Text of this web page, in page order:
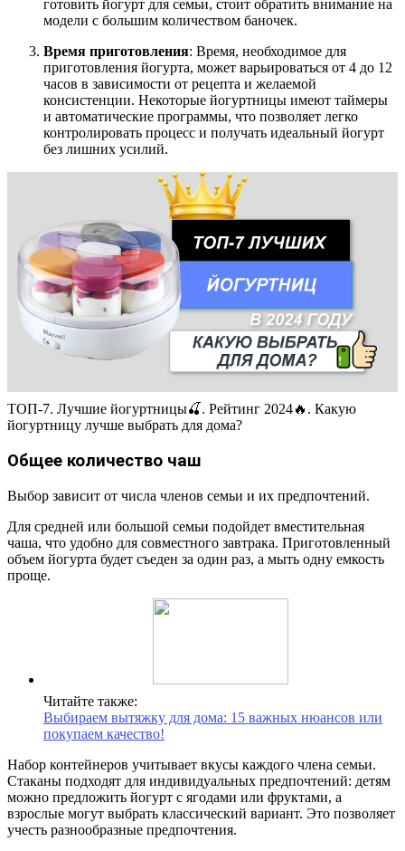
готовить йогурт для семьи, стоит обратить внимание на
модели с большим количеством баночек.
Время приготовления: Время, необходимое для
приготовления йогурта, может варьироваться от 4 до 12
часов в зависимости от рецепта и желаемой
консистенции. Некоторые йогуртницы имеют таймеры
и автоматические программы, что позволяет легко
контролировать процесс и получать идеальный йогурт
без лишних усилий.
ТОП-7. Лучшие йогуртницы🍒. Рейтинг 2024🔥. Какую
йогуртницу лучше выбрать для дома?
Общее количество чаш
Выбор зависит от числа членов семьи и их предпочтений.
Для средней или большой семьи подойдет вместительная
чаша, что удобно для совместного завтрака. Приготовленный
объем йогурта будет съеден за один раз, а мыть одну емкость
проще.
Читайте также:
Выбираем вытяжку для дома: 15 важных нюансов или
покупаем качество!
Набор контейнеров учитывает вкусы каждого члена семьи.
Стаканы подходят для индивидуальных предпочтений: детям
можно предложить йогурт с ягодами или фруктами, а
взрослые могут выбрать классический вариант. Это позволяет
учесть разнообразные предпочтения.